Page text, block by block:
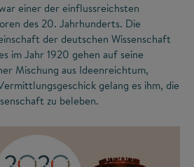
einer der einflussreichsten
des 20. Jahrhunderts. Die
der deutschen Wissenschaft
im Jahr 1920 gehen auf seine
Mischung aus Ideenreichtum,
gelang es ihm, die
zu beleben.